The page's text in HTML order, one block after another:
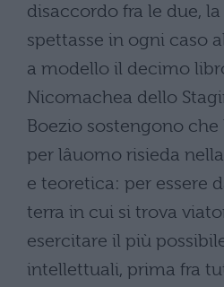
disaccordo fra le due,
spettasse in ogni caso
a modello il decimo libro
Nicomachea dello
Boezio sostengono
per lâuomo risieda
e teoretica: per essere
terra in cui si trova
esercitare il più
intellettuali, prima fra